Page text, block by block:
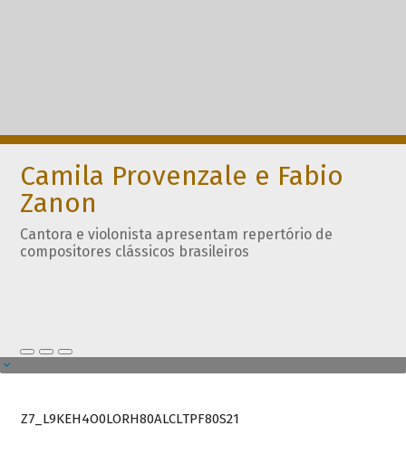
Camila Provenzale e Fabio
Zanon
Cantora e violonista apresentam repertório de
compositores clássicos brasileiros
Z7_L9KEH4O0LORH80ALCLTPF80S21